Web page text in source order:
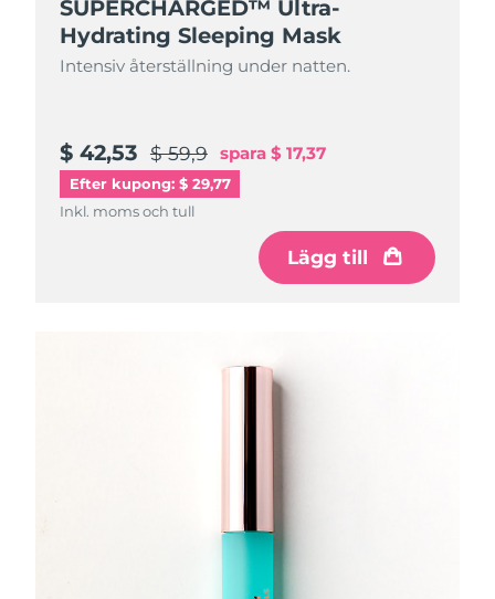
SUPERCHARGED™ Ultra-
Hydrating Sleeping Mask
Intensiv återställning under natten.
$ 42,53 $ 59,9 spara $ 17,37
Efter kupong: $ 29,77
Inkl. moms och tull
Lägg till